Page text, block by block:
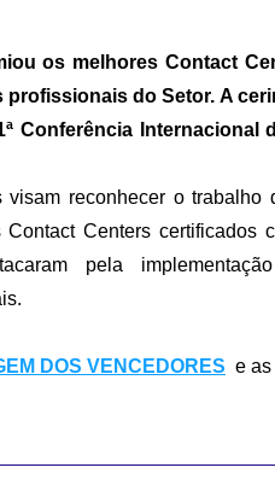
os melhores Contact
do Setor. A
Conferência Internacional
visam reconhecer o trabalho
Contact Centers certificados
pela
DOS VENCEDORES e as